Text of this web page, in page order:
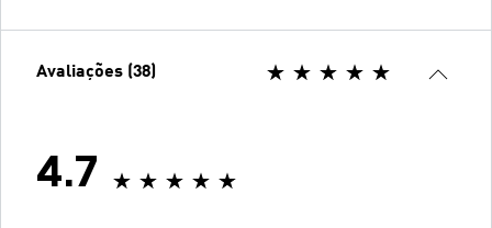
Avaliações (38)
4.7